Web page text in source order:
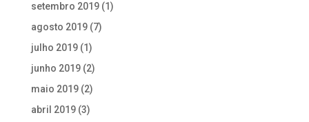
setembro 2019(1)
agosto 2019(7)
julho 2019(1)
junho 2019(2)
maio 2019(2)
abril 2019(3)